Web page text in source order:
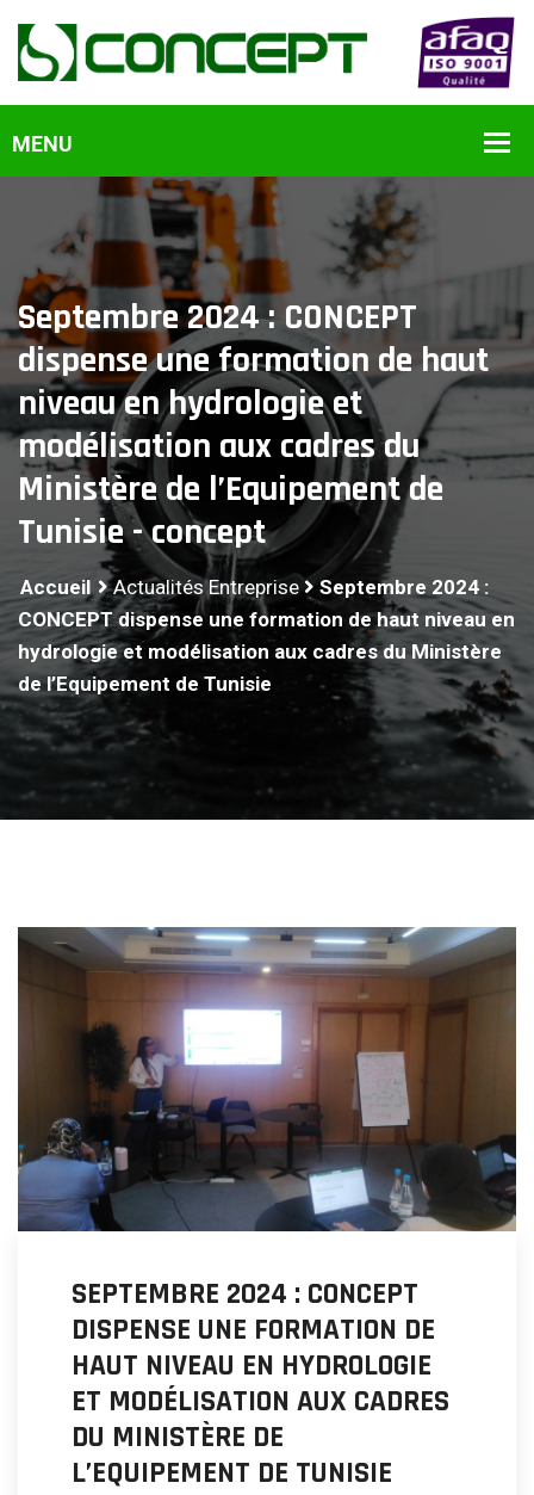
Septembre 2024 : CONCEPT
dispense une formation de haut
niveau en hydrologie et
modélisation aux cadres du
Ministère de l’Equipement de
Tunisie - concept
Accueil Actualités Entreprise
Septembre 2024 :
CONCEPT dispense une formation de haut niveau en
hydrologie et modélisation aux cadres du Ministère
de l’Equipement de Tunisie
SEPTEMBRE 2024 : CONCEPT
DISPENSE UNE FORMATION DE
HAUT NIVEAU EN HYDROLOGIE
ET MODÉLISATION AUX CADRES
DU MINISTÈRE DE
L’EQUIPEMENT DE TUNISIE